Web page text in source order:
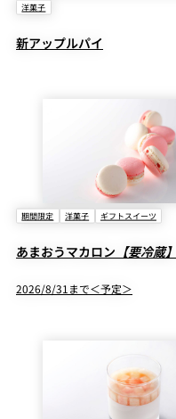
洋菓子
新アップルパイ
期間限定 洋菓子 ギフトスイーツ
あまおうマカロン 【要冷蔵】
2026/8/31まで＜予定＞